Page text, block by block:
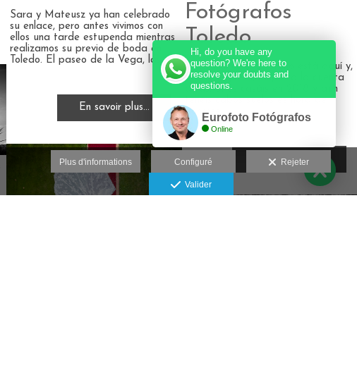
Fotógrafos
Toledo
Vuelta al cole. El otoño está aquí y,
ahora sí que sí, empieza la cuenta
atrás. Si os casáis en 2018 y aún
tenéis cabos suelos es hora de
ponerse...
En savoir plus...
Sara y Mateusz ya han celebrado
su enlace, pero antes vivimos con
ellos una tarde estupenda mientras
realizamos su previo de boda en
Toledo. El paseo de la Vega, las...
En savoir plus...
Plus d'informations Configuré Rejeter
Valider
Hi, do you have any
question? We're here to
resolve your doubts and
questions.
Eurofoto Fotógrafos
Online